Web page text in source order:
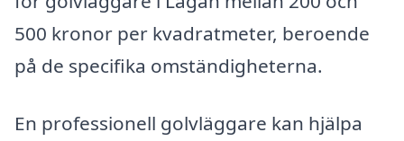
500 kronor per kvadratmeter, beroende
på de specifika omständigheterna.
En professionell golvläggare kan hjälpa